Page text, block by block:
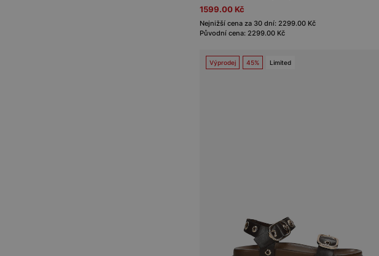
1599.00 Kč
Nejnižší cena za 30 dní: 2299.00 Kč
Původní cena: 2299.00 Kč
Výprodej 45% Limited